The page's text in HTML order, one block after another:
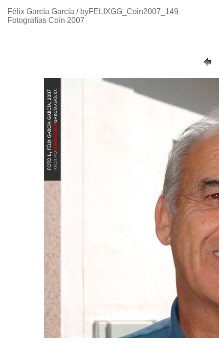
Félix García García / byFELIXGG_Coin2007_149
Fotografías Coín 2007